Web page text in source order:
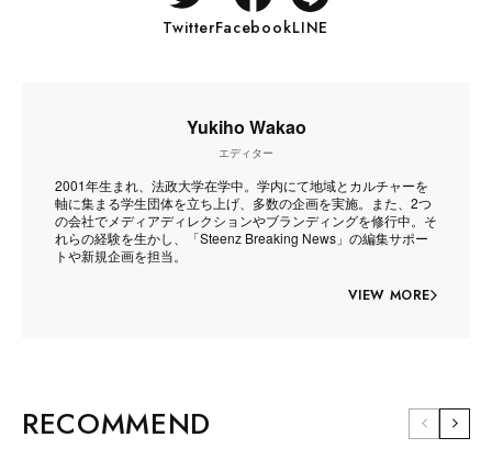
TwitterFacebookLINE
Yukiho Wakao
エディター
2001年生まれ、法政大学在学中。学内にて地域とカルチャーを
軸に集まる学生団体を立ち上げ、多数の企画を実施。また、2つ
の会社でメディアディレクションやブランディングを修行中。そ
れらの経験を生かし、「Steenz Breaking News」の編集サポー
トや新規企画を担当。
VIEW MORE
RECOMMEND